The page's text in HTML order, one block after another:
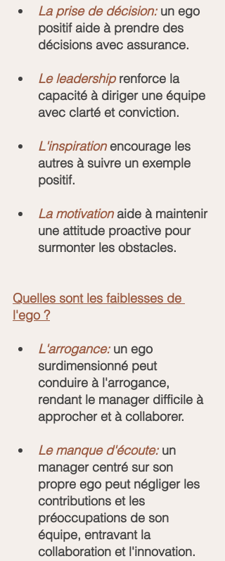
La prise de décision: un ego
positif aide à prendre des
décisions avec assurance.
Le leadership renforce la
capacité à diriger une équipe
avec clarté et conviction.
L'inspiration encourage les
autres à suivre un exemple
positif.
La motivation aide à maintenir
une attitude proactive pour
surmonter les obstacles.
Quelles sont les faiblesses de
l'ego ?
L'arrogance: un ego
surdimensionné peut
conduire à l'arrogance,
rendant le manager difficile à
approcher et à collaborer.
Le manque d'écoute: un
manager centré sur son
propre ego peut négliger les
contributions et les
préoccupations de son
équipe, entravant la
collaboration et l'innovation.